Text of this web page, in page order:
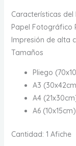
Características del
Papel Fotográfico
Impresión de alta
Tamaños
Pliego
A3
A4
A6 (10x15cm)
Cantidad: 1 Afiche